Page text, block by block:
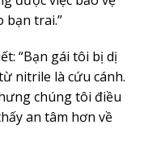
bạn trai.”
“Bạn gái tôi bị dị
nitrile là cứu cánh.
chúng tôi điều
an tâm hơn về